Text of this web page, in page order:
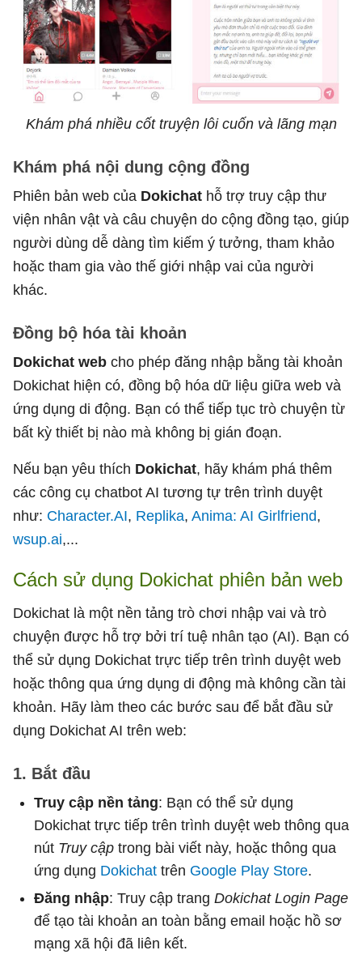
Khám phá nhiều cốt truyện lôi cuốn và lãng mạn
Khám phá nội dung cộng đồng
Phiên bản web của Dokichat hỗ trợ truy cập thư
viện nhân vật và câu chuyện do cộng đồng tạo, giúp
người dùng dễ dàng tìm kiếm ý tưởng, tham khảo
hoặc tham gia vào thế giới nhập vai của người
khác.
Đồng bộ hóa tài khoản
Dokichat web cho phép đăng nhập bằng tài khoản
Dokichat hiện có, đồng bộ hóa dữ liệu giữa web và
ứng dụng di động. Bạn có thể tiếp tục trò chuyện từ
bất kỳ thiết bị nào mà không bị gián đoạn.
Nếu bạn yêu thích Dokichat, hãy khám phá thêm
các công cụ chatbot AI tương tự trên trình duyệt
như: Character.AI, Replika, Anima: AI Girlfriend,
wsup.ai,...
Cách sử dụng Dokichat phiên bản web
Dokichat là một nền tảng trò chơi nhập vai và trò
chuyện được hỗ trợ bởi trí tuệ nhân tạo (AI). Bạn có
thể sử dụng Dokichat trực tiếp trên trình duyệt web
hoặc thông qua ứng dụng di động mà không cần tài
khoản. Hãy làm theo các bước sau để bắt đầu sử
dụng Dokichat AI trên web:
1. Bắt đầu
Truy cập nền tảng: Bạn có thể sử dụng
Dokichat trực tiếp trên trình duyệt web thông qua
nút Truy cập trong bài viết này, hoặc thông qua
ứng dụng Dokichat trên Google Play Store.
Đăng nhập: Truy cập trang Dokichat Login Page
để tạo tài khoản an toàn bằng email hoặc hồ sơ
mạng xã hội đã liên kết.